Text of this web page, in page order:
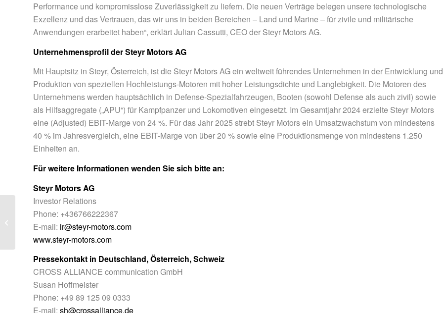
Performance und kompromisslose Zuverlässigkeit zu liefern. Die neuen Verträge belegen unsere technologische
Exzellenz und das Vertrauen, das wir uns in beiden Bereichen – Land und Marine – für zivile und militärische
Anwendungen erarbeitet haben“, erklärt Julian Cassutti, CEO der Steyr Motors AG.
Unternehmensprofil der Steyr Motors AG
Mit Hauptsitz in Steyr, Österreich, ist die Steyr Motors AG ein weltweit führendes Unternehmen in der Entwicklung und
Produktion von speziellen Hochleistungs-Motoren mit hoher Leistungsdichte und Langlebigkeit. Die Motoren des
Unternehmens werden hauptsächlich in Defense-Spezialfahrzeugen, Booten (sowohl Defense als auch zivil) sowie
als Hilfsaggregate („APU“) für Kampfpanzer und Lokomotiven eingesetzt. Im Gesamtjahr 2024 erzielte Steyr Motors
eine (Adjusted) EBIT-Marge von 24 %. Für das Jahr 2025 strebt Steyr Motors ein Umsatzwachstum von mindestens
40 % im Jahresvergleich, eine EBIT-Marge von über 20 % sowie eine Produktionsmenge von mindestens 1.250
Einheiten an.
Für weitere Informationen wenden Sie sich bitte an:
Steyr Motors AG
Investor Relations
Phone: +436766222367
E-mail: ir@steyr-motors.com
www.steyr-motors.com
Pressekontakt in Deutschland, Österreich, Schweiz
CROSS ALLIANCE communication GmbH
Susan Hoffmeister
Phone: +49 89 125 09 0333
E-mail: sh@crossalliance.de
Steyr Motors: Einladung zum
Earnings Call anlässlich der
Veröffentlichung...